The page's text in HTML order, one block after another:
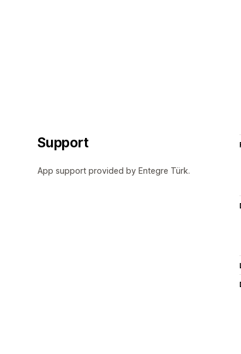
Support
App support provided by Entegre Türk.